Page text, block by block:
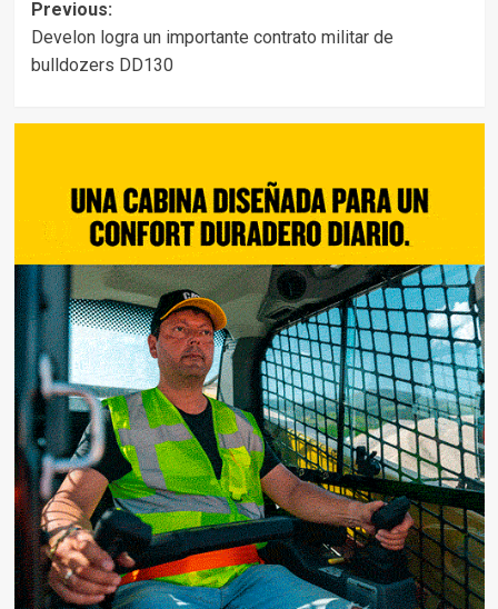
Post
navigation
Previous:
Develon logra un importante contrato militar de
bulldozers DD130